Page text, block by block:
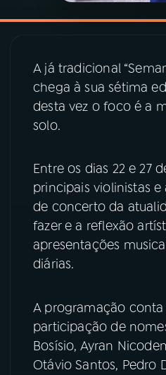
06VIDEOCASTS
07 ÚLTIMAS
08 PRÊMIO RÁDIO MEC
ACOMPANHE A RÁDIO MEC
YouTube
Instagram
TikTok
A já tradicional
chega à sua sétima
desta vez o foco é a
solo.
Entre os dias 22 e 27
principais violinistas
de concerto da
fazer e a reflexão
apresentações
diárias.
A programação
participação de
Bosísio, Ayran
Otávio Santos, Pedro